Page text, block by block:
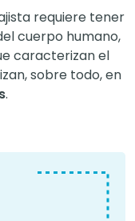
requiere tener
cuerpo humano,
caracterizan el
sobre todo, en
.